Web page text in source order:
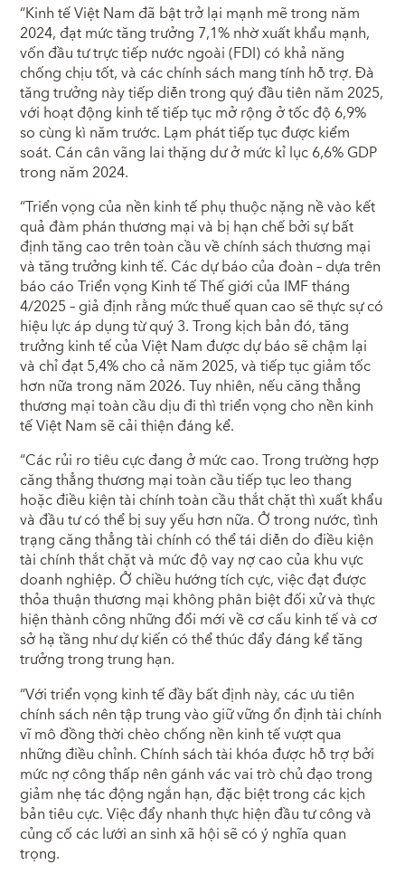
“Kinh tế Việt Nam đã bật trở lại mạnh mẽ trong năm
2024, đạt mức tăng trưởng 7,1% nhờ xuất khẩu mạnh,
vốn đầu tư trực tiếp nước ngoài (FDI) có khả năng
chống chịu tốt, và các chính sách mang tính hỗ trợ. Đà
tăng trưởng này tiếp diễn trong quý đầu tiên năm 2025,
với hoạt động kinh tế tiếp tục mở rộng ở tốc độ 6,9%
so cùng kì năm trước. Lạm phát tiếp tục được kiểm
soát. Cán cân vãng lai thặng dư ở mức kỉ lục 6,6% GDP
trong năm 2024.
“Triển vọng của nền kinh tế phụ thuộc nặng nề vào kết
quả đàm phán thương mại và bị hạn chế bởi sự bất
định tăng cao trên toàn cầu về chính sách thương mại
và tăng trưởng kinh tế. Các dự báo của đoàn – dựa trên
báo cáo Triển vọng Kinh tế Thế giới của IMF tháng
4/2025 – giả định rằng mức thuế quan cao sẽ thực sự có
hiệu lực áp dụng từ quý 3. Trong kịch bản đó, tăng
trưởng kinh tế của Việt Nam được dự báo sẽ chậm lại
và chỉ đạt 5,4% cho cả năm 2025, và tiếp tục giảm tốc
hơn nữa trong năm 2026. Tuy nhiên, nếu căng thẳng
thương mại toàn cầu dịu đi thì triển vọng cho nền kinh
tế Việt Nam sẽ cải thiện đáng kể.
“Các rủi ro tiêu cực đang ở mức cao. Trong trường hợp
căng thẳng thương mại toàn cầu tiếp tục leo thang
hoặc điều kiện tài chính toàn cầu thắt chặt thì xuất khẩu
và đầu tư có thể bị suy yếu hơn nữa. Ở trong nước, tình
trạng căng thẳng tài chính có thể tái diễn do điều kiện
tài chính thắt chặt và mức độ vay nợ cao của khu vực
doanh nghiệp. Ở chiều hướng tích cực, việc đạt được
thỏa thuận thương mại không phân biệt đối xử và thực
hiện thành công những đổi mới về cơ cấu kinh tế và cơ
sở hạ tầng như dự kiến có thể thúc đẩy đáng kể tăng
trưởng trong trung hạn.
“Với triển vọng kinh tế đầy bất định này, các ưu tiên
chính sách nên tập trung vào giữ vững ổn định tài chính
vĩ mô đồng thời chèo chống nền kinh tế vượt qua
những điều chỉnh. Chính sách tài khóa được hỗ trợ bởi
mức nợ công thấp nên gánh vác vai trò chủ đạo trong
giảm nhẹ tác động ngắn hạn, đặc biệt trong các kịch
bản tiêu cực. Việc đẩy nhanh thực hiện đầu tư công và
củng cố các lưới an sinh xã hội sẽ có ý nghĩa quan
trọng.